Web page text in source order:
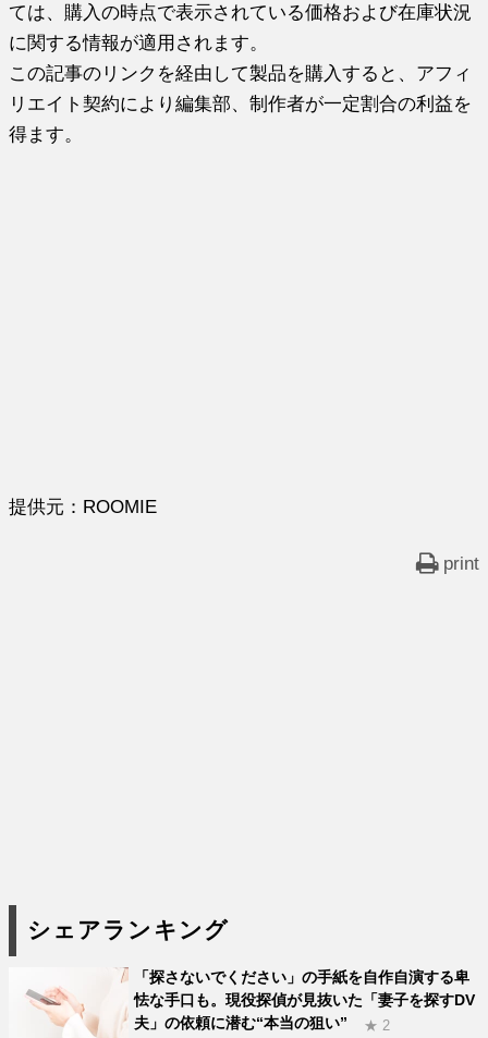
ては、購入の時点で表示されている価格および在庫状況
に関する情報が適用されます。
この記事のリンクを経由して製品を購入すると、アフィ
リエイト契約により編集部、制作者が一定割合の利益を
得ます。
提供元：ROOMIE
print
シェアランキング
「探さないでください」の手紙を自作自演する卑
怯な手口も。現役探偵が見抜いた「妻子を探すDV
夫」の依頼に潜む“本当の狙い”
★ 2